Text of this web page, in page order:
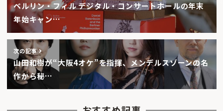
ベルリン・フィル デジタル・コンサートホールの年末
年始キャン…
次の記事
山田和樹が“大阪4オケ”を指揮、メンデルスゾーンの名
作から秘…